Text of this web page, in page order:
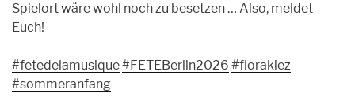
Spielort wäre wohl noch zu besetzen … Also, meldet
Euch!
#fetedelamusique#FETEBerlin2026 #florakiez
#sommeranfang